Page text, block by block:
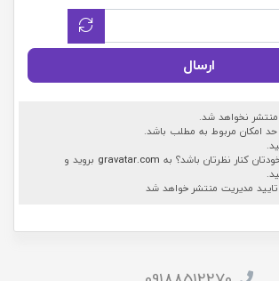
ارسال
نخواهد شد.
حد امکان مربوط به مطلب باشد.
کنار نظرتان باشد؟ به gravatar.com بروید و
مدیریت منتشر خواهد شد